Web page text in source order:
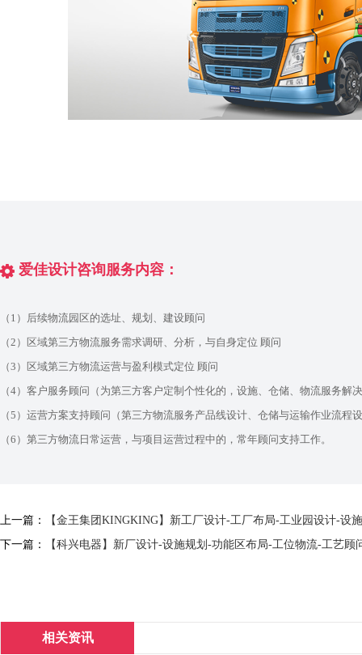
爱佳设计咨询服务内容：
（1）后续物流园区的选址、规划、建设顾问
（2）区域第三方物流服务需求调研、分析，与自身定位 顾问
（3）区域第三方物流运营与盈利模式定位 顾问
（4）客户服务顾问（为第三方客户定制个性化的，设施、仓储、物流服务解
（5）运营方案支持顾问（第三方物流服务产品线设计、仓储与运输作业流
（6）第三方物流日常运营，与项目运营过程中的，常年顾问支持工作。
上一篇：
【金王集团KINGKING】新工厂设计-工厂布局-工业园设计-设
下一篇：
【科兴电器】新厂设计-设施规划-功能区布局-工位物流-工艺
相关资讯